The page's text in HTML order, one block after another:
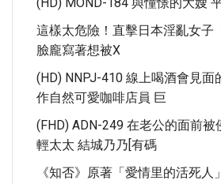
這樣太危險！直擊日本淫亂女
臉龐寫著想被X
(HD) NNPJ-410 線上喝酒會見面
作自然可愛咖啡店員 巨
(FHD) ADN-249 在老公的面前
輕太太 結城乃乃[有碼
《知否》原著「愛情里的活死